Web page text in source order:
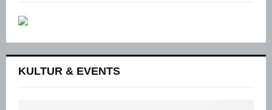
KULTUR & EVENTS